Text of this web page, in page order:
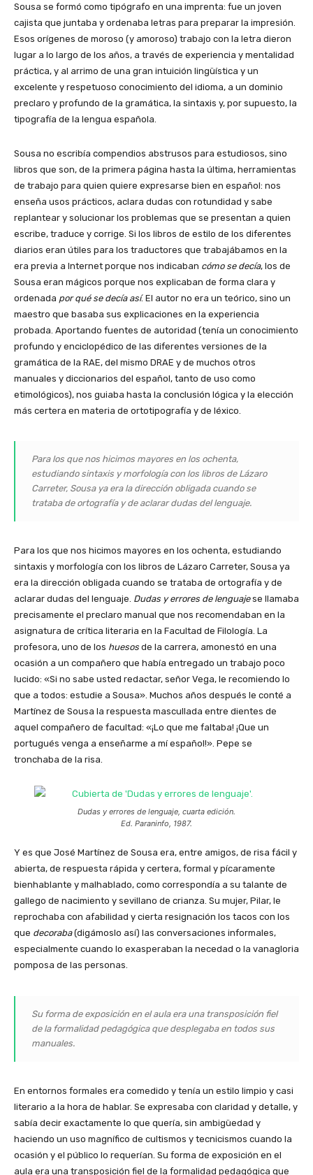
Sousa se formó como tipógrafo en una imprenta: fue un joven
cajista que juntaba y ordenaba letras para preparar la impresión.
Esos orígenes de moroso (y amoroso) trabajo con la letra dieron
lugar a lo largo de los años, a través de experiencia y mentalidad
práctica, y al arrimo de una gran intuición lingüística y un
excelente y respetuoso conocimiento del idioma, a un dominio
preclaro y profundo de la gramática, la sintaxis y, por supuesto, la
tipografía de la lengua española.
Sousa no escribía compendios abstrusos para estudiosos, sino
libros que son, de la primera página hasta la última, herramientas
de trabajo para quien quiere expresarse bien en español: nos
enseña usos prácticos, aclara dudas con rotundidad y sabe
replantear y solucionar los problemas que se presentan a quien
escribe, traduce y corrige. Si los libros de estilo de los diferentes
diarios eran útiles para los traductores que trabajábamos en la
era previa a Internet porque nos indicaban cómo se decía, los de
Sousa eran mágicos porque nos explicaban de forma clara y
ordenada por qué se decía así. El autor no era un teórico, sino un
maestro que basaba sus explicaciones en la experiencia
probada. Aportando fuentes de autoridad (tenía un conocimiento
profundo y enciclopédico de las diferentes versiones de la
gramática de la RAE, del mismo DRAE y de muchos otros
manuales y diccionarios del español, tanto de uso como
etimológicos), nos guiaba hasta la conclusión lógica y la elección
más certera en materia de ortotipografía y de léxico.
Para los que nos hicimos mayores en los ochenta,
estudiando sintaxis y morfología con los libros de Lázaro
Carreter, Sousa ya era la dirección obligada cuando se
trataba de ortografía y de aclarar dudas del lenguaje.
Para los que nos hicimos mayores en los ochenta, estudiando
sintaxis y morfología con los libros de Lázaro Carreter, Sousa ya
era la dirección obligada cuando se trataba de ortografía y de
aclarar dudas del lenguaje. Dudas y errores de lenguajese llamaba
precisamente el preclaro manual que nos recomendaban en la
asignatura de crítica literaria en la Facultad de Filología. La
profesora, uno de los huesos de la carrera, amonestó en una
ocasión a un compañero que había entregado un trabajo poco
lucido: «Si no sabe usted redactar, señor Vega, le recomiendo lo
que a todos: estudie a Sousa». Muchos años después le conté a
Martínez de Sousa la respuesta mascullada entre dientes de
aquel compañero de facultad: «¡Lo que me faltaba! ¡Que un
portugués venga a enseñarme a mí español!». Pepe se
tronchaba de la risa.
Dudas y errores de lenguaje, cuarta edición.
Ed. Paraninfo, 1987.
Y es que José Martínez de Sousa era, entre amigos, de risa fácil y
abierta, de respuesta rápida y certera, formal y pícaramente
bienhablante y malhablado, como correspondía a su talante de
gallego de nacimiento y sevillano de crianza. Su mujer, Pilar, le
reprochaba con afabilidad y cierta resignación los tacos con los
que decoraba(digámoslo así) las conversaciones informales,
especialmente cuando lo exasperaban la necedad o la vanagloria
pomposa de las personas.
Su forma de exposición en el aula era una transposición fiel
de la formalidad pedagógica que desplegaba en todos sus
manuales.
En entornos formales era comedido y tenía un estilo limpio y casi
literario a la hora de hablar. Se expresaba con claridad y detalle, y
sabía decir exactamente lo que quería, sin ambigüedad y
haciendo un uso magnífico de cultismos y tecnicismos cuando la
ocasión y el público lo requerían. Su forma de exposición en el
aula era una transposición fiel de la formalidad pedagógica que